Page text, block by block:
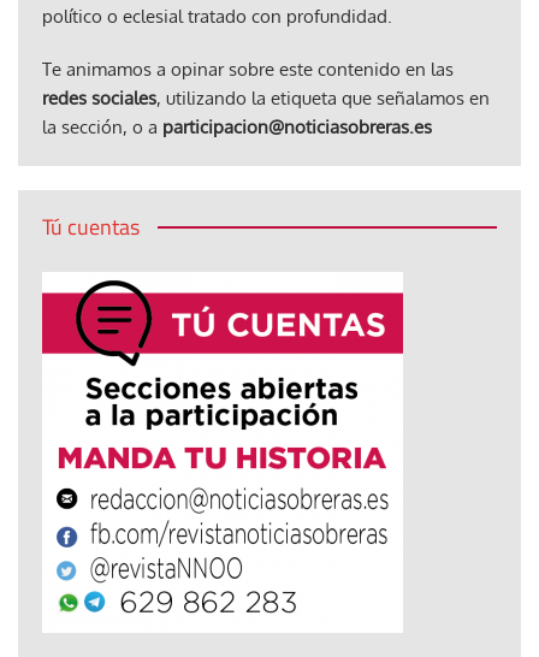
político o eclesial tratado con profundidad.
Te animamos a opinar sobre este contenido en las
redes sociales, utilizando la etiqueta que señalamos en
la sección, o a participacion@noticiasobreras.es
Tú cuentas